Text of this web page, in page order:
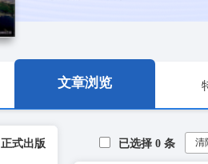
文章浏览
正式出版 已选择 0 条 清